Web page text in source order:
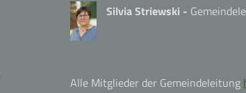
Silvia Striewski -
Alle Mitglieder der Gemeindeleitung